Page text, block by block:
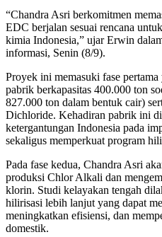
“Chandra Asri berkomitmen
EDC berjalan sesuai rencana
kimia Indonesia,” ujar Erwin
informasi, Senin (8/9).
Proyek ini memasuki fase
pabrik berkapasitas 400.000 ton
827.000 ton dalam bentuk cair)
Dichloride. Kehadiran pabrik ini
ketergantungan Indonesia pada
sekaligus memperkuat program
Pada fase kedua, Chandra Asri
produksi Chlor Alkali dan
klorin. Studi kelayakan tengah
hilirisasi lebih lanjut yang dapat
meningkatkan efisiensi, dan
domestik.